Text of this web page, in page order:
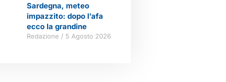
Sardegna, meteo
impazzito: dopo l’afa
ecco la grandine
Redazione 5 Agosto 2026